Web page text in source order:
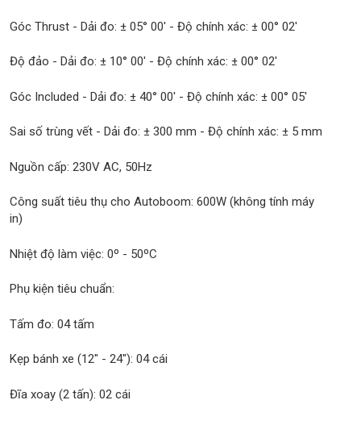
Góc Thrust - Dải đo: ± 05° 00' - Độ chính xác: ± 00° 02'
Độ đảo - Dải đo: ± 10° 00' - Độ chính xác: ± 00° 02'
Góc Included - Dải đo: ± 40° 00' - Độ chính xác: ± 00° 05'
Sai số trùng vết - Dải đo: ± 300 mm - Độ chính xác: ± 5 mm
Nguồn cấp: 230V AC, 50Hz
Công suất tiêu thụ cho Autoboom: 600W (không tính máy
in)
Nhiệt độ làm việc: 0º - 50ºC
Phụ kiện tiêu chuẩn:
Tấm đo: 04 tấm
Kẹp bánh xe (12" - 24"): 04 cái
Đĩa xoay (2 tấn): 02 cái